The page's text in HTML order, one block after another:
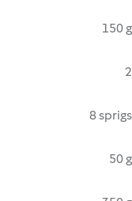
150 g
2
8 sprigs
50 g